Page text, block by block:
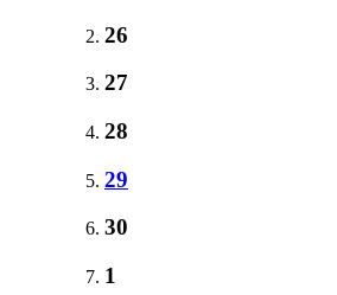
26
27
28
29
30
1